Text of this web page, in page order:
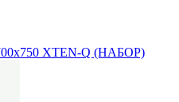
XTEN-Q (НАБОР)